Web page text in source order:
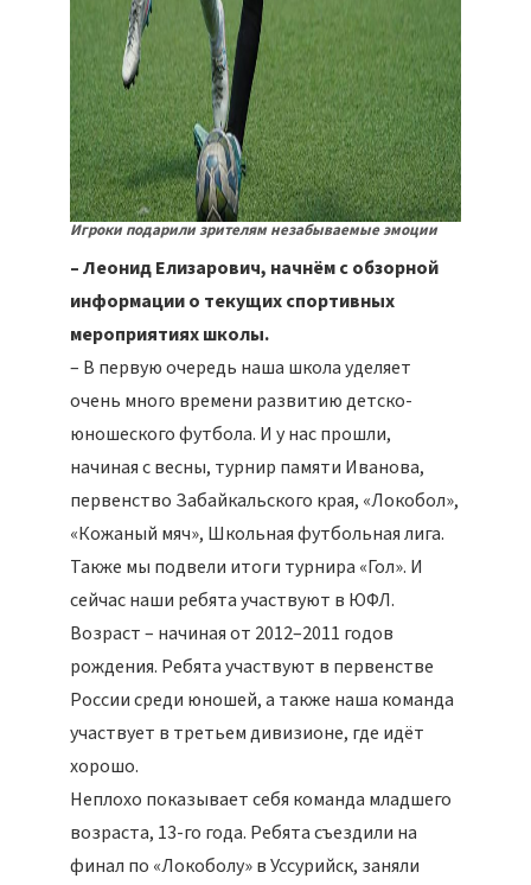
Игроки подарили зрителям незабываемые эмоции
– Леонид Елизарович, начнём с обзорной
информации о текущих спортивных
мероприятиях школы.
– В первую очередь наша школа уделяет
очень много времени развитию детско-
юношеского футбола. И у нас прошли,
начиная с весны, турнир памяти Иванова,
первенство Забайкальского края, «Локобол»,
«Кожаный мяч», Школьная футбольная лига.
Также мы подвели итоги турнира «Гол». И
сейчас наши ребята участвуют в ЮФЛ.
Возраст – начиная от 2012–2011 годов
рождения. Ребята участвуют в первенстве
России среди юношей, а также наша команда
участвует в третьем дивизионе, где идёт
хорошо.
Неплохо показывает себя команда младшего
возраста, 13-го года. Ребята съездили на
финал по «Локоболу» в Уссурийск, заняли